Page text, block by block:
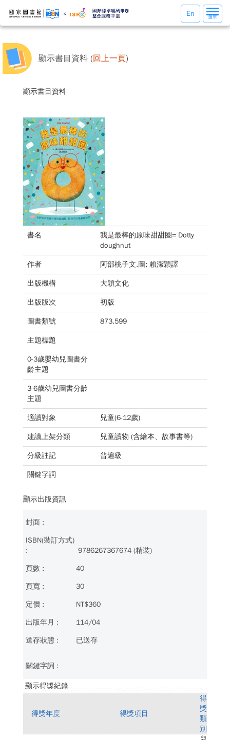
選
單
選單
En
顯示書目資料 (回上一頁)
顯示書目資料
書名
我是最棒的原味甜甜圈= Dotty
doughnut
作者 阿部桃子文.圖; 賴潔穎譯
出版機構 大穎文化
出版版次 初版
圖書類號 873.599
主題標題
0-3歲嬰幼兒圖書分
齡主題
3-6歲幼兒圖書分齡
主題
適讀對象 兒童(6-12歲)
建議上架分類 兒童讀物 (含繪本、故事書等)
分級註記 普遍級
關鍵字詞
顯示出版資訊
9786267367674 (精裝)
40
30
NT$360
114/04
已送存
顯示得獎紀錄
得獎年度 得獎項目
得
獎
類
別